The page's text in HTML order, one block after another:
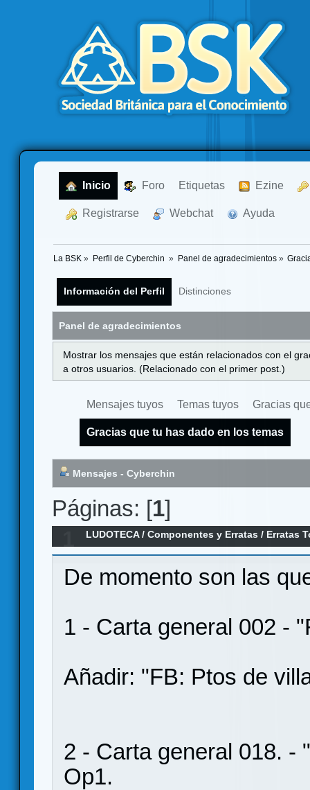
Inicio Foro Etiquetas Ezine
Registrarse Webchat Ayuda
La BSK » Perfil de Cyberchin » Panel de agradecimientos»
Información del Perfil Distinciones
Panel de agradecimientos
Mostrar los mensajes que están relacionados con el
a otros usuarios. (Relacionado con el primer post.)
Mensajes tuyos Temas tuyos Gracias
Gracias que tu has dado en los temas
Mensajes - Cyberchin
Páginas: [1]
LUDOTECA/Componentes y Erratas / Erratas
games)
De momento son las
1 - Carta general 002 -
Añadir: "FB: Ptos de
2 - Carta general 018. -
Op1.